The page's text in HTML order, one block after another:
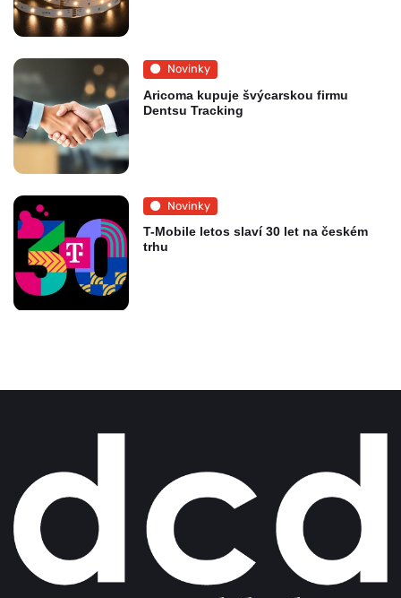
Novinky
Aricoma kupuje švýcarskou firmu
Dentsu Tracking
Novinky
T-Mobile letos slaví 30 let na českém
trhu